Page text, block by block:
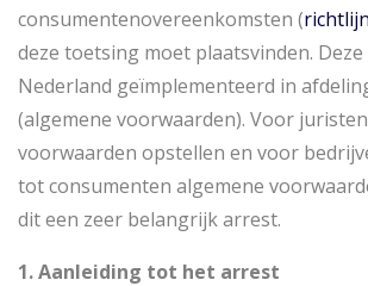
consumentenovereenkomsten (
deze toetsing moet plaatsvinden.
Nederland geïmplementeerd in
(algemene voorwaarden). Voor
voorwaarden opstellen en voor
tot consumenten algemene
dit een zeer belangrijk arrest.
1. Aanleiding tot het arrest